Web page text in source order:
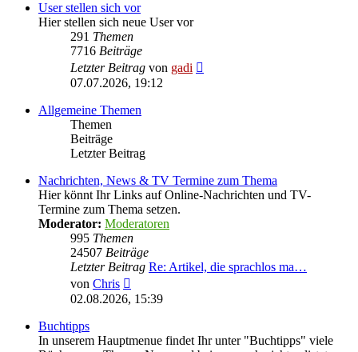
User stellen sich vor
Hier stellen sich neue User vor
291 Themen
7716 Beiträge
Letzter Beitrag von gadi
07.07.2026, 19:12
Allgemeine Themen
Themen
Beiträge
Letzter Beitrag
Nachrichten, News & TV Termine zum Thema
Hier könnt Ihr Links auf Online-Nachrichten und TV-
Termine zum Thema setzen.
Moderator: Moderatoren
995 Themen
24507 Beiträge
Letzter Beitrag Re: Artikel, die sprachlos ma…
von Chris
Beitrag
02.08.2026, 15:39
Buchtipps
In unserem Hauptmenue findet Ihr unter "Buchtipps" viele